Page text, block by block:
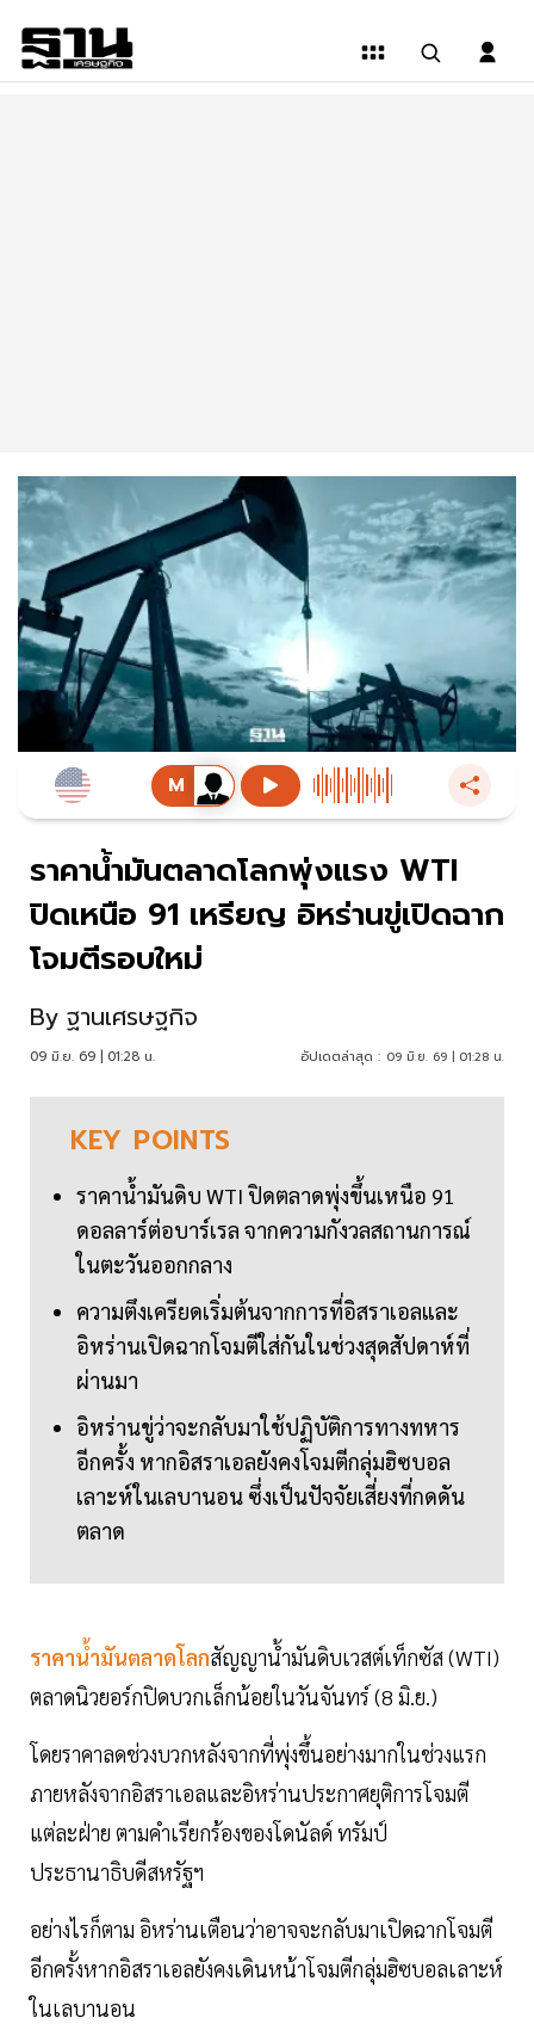
ราคาน้ำมันตลาดโลกพุ่งแรง WTI
ปิดเหนือ 91 เหรียญ อิหร่านขู่เปิดฉาก
โจมตีรอบใหม่
By ฐานเศรษฐกิจ
09 มิ.ย. 69 | 01:28 น. อัปเดตล่าสุด : 09 มิ.ย. 69 | 01:28 น.
KEY POINTS
ราคาน้ำมันดิบ WTI ปิดตลาดพุ่งขึ้นเหนือ 91
ดอลลาร์ต่อบาร์เรล จากความกังวลสถานการณ์
ในตะวันออกกลาง
ความตึงเครียดเริ่มต้นจากการที่อิสราเอลและ
อิหร่านเปิดฉากโจมตีใส่กันในช่วงสุดสัปดาห์ที่
ผ่านมา
อิหร่านขู่ว่าจะกลับมาใช้ปฏิบัติการทางทหาร
อีกครั้ง หากอิสราเอลยังคงโจมตีกลุ่มฮิซบอล
เลาะห์ในเลบานอน ซึ่งเป็นปัจจัยเสี่ยงที่กดดัน
ตลาด
ราคาน้ำมันตลาดโลกสัญญาน้ำมันดิบเวสต์เท็กซัส (WTI)
ตลาดนิวยอร์กปิดบวกเล็กน้อยในวันจันทร์ (8 มิ.ย.)
โดยราคาลดช่วงบวกหลังจากที่พุ่งขึ้นอย่างมากในช่วงแรก
ภายหลังจากอิสราเอลและอิหร่านประกาศยุติการโจมตี
แต่ละฝ่าย ตามคำเรียกร้องของโดนัลด์ ทรัมป์
ประธานาธิบดีสหรัฐฯ
อย่างไรก็ตาม อิหร่านเตือนว่าอาจจะกลับมาเปิดฉากโจมตี
อีกครั้งหากอิสราเอลยังคงเดินหน้าโจมตีกลุ่มฮิซบอลเลาะห์
ในเลบานอน